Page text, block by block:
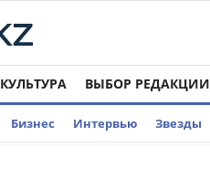
КУЛЬТУРА ВЫБОР РЕДАКЦИИ
Бизнес Интервью Звезды